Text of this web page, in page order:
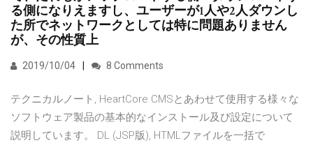
る側になりえますし、ユーザーが1人や2人ダウンし
た所でネットワークとしては特に問題ありません
が、その性質上
2019/10/04 8 Comments
テクニカルノート, HeartCore CMSとあわせて使用する様々な
ソフトウェア製品の基本的なインストール及び設定について
説明しています。 DL (JSP版), HTMLファイルを一括で